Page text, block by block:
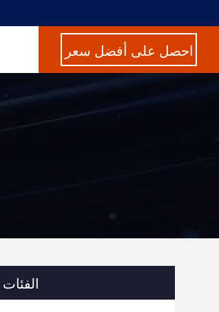
احصل على أفضل سعر
الفئات